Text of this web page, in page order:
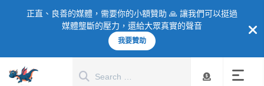
正直、良善的媒體，需要你的小額贊助 🙏 讓我們可以挺過
媒體壟斷的壓力，還給大眾真實的聲音
我要贊助